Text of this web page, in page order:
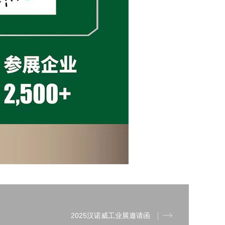
2025汉诺威工业展邀请函